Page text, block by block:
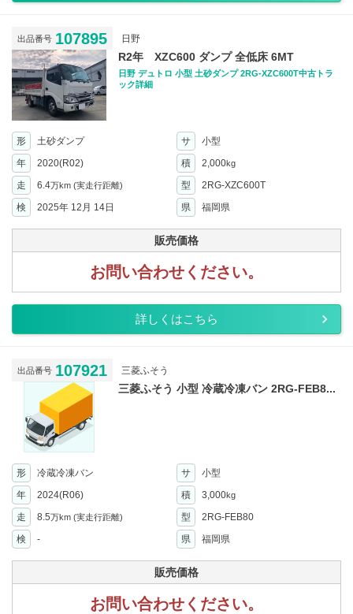
出品番号 107895 日野
R2年 XZC600 ダンプ 全低床 6MT
日野 デュトロ 小型 土砂ダンプ 2RG-XZC600T中古トラ
ック詳細
形 土砂ダンプ サ
小型
年
2020(R02) 積 2,000kg
走 6.4万km (実走行距離) 型
2RG-XZC600T
検
2025年 12月 14日 県 福岡県
販売価格
お問い合わせください。
詳しくはこちら
出品番号 107921 三菱ふそう
三菱ふそう 小型 冷蔵冷凍バン 2RG-FEB8...
形 冷蔵冷凍バン サ
小型
年
2024(R06) 積 3,000kg
走 8.5万km (実走行距離) 型
2RG-FEB80
検
- 県 福岡県
販売価格
お問い合わせください。